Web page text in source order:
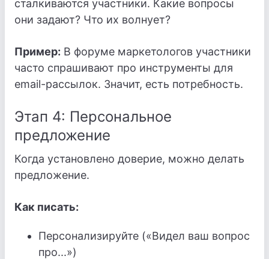
сталкиваются участники. Какие вопросы
они задают? Что их волнует?
Пример: В форуме маркетологов участники
часто спрашивают про инструменты для
email-рассылок. Значит, есть потребность.
Этап 4: Персональное
предложение
Когда установлено доверие, можно делать
предложение.
Как писать:
Персонализируйте («Видел ваш вопрос
про...»)